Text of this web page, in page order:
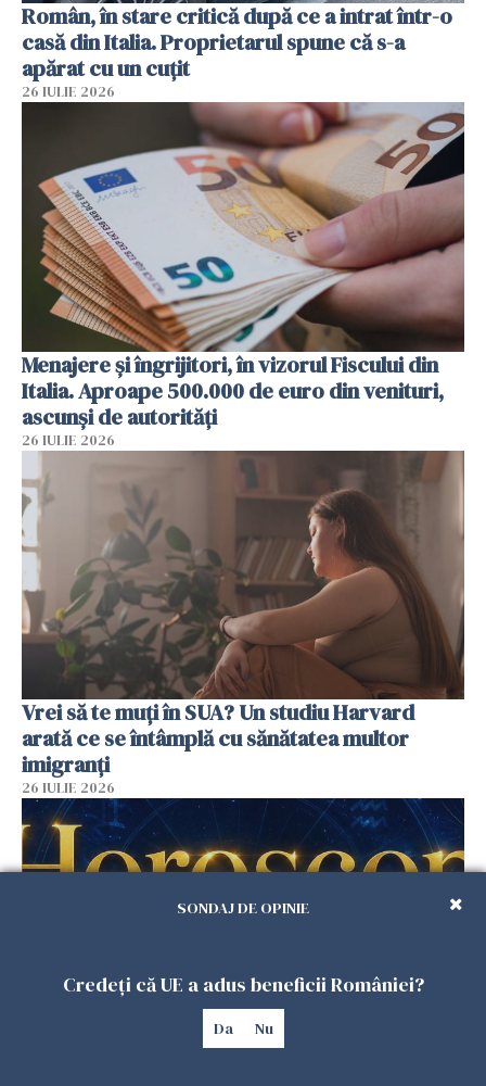
Român, în stare critică după ce a intrat într-o
casă din Italia. Proprietarul spune că s-a
apărat cu un cuțit
26 IULIE 2026
Menajere și îngrijitori, în vizorul Fiscului din
Italia. Aproape 500.000 de euro din venituri,
ascunși de autorități
26 IULIE 2026
Vrei să te muți în SUA? Un studiu Harvard
arată ce se întâmplă cu sănătatea multor
imigranți
26 IULIE 2026
SONDAJ DE OPINIE
Credeți că UE a adus beneficii României?
Da Nu